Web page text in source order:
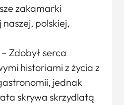
zakamarki
polskiej,
Zdobył serca
historiami z życia z
jednak
skrywa skrzydlatą